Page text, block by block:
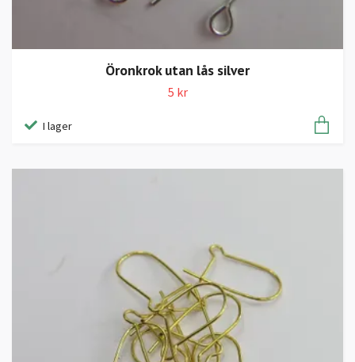
Öronkrok utan lås silver
5 kr
I lager